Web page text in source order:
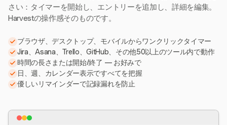
さい：タイマーを開始し、エントリーを追加し、詳細を編集。
Harvestの操作感そのものです。
ブラウザ、デスクトップ、モバイルからワンクリックタイマー
Jira、Asana、Trello、GitHub、その他50以上のツール内で動作
時間の長さまたは開始/終了 — お好みで
日、週、カレンダー表示ですべてを把握
優しいリマインダーで記録漏れを防止